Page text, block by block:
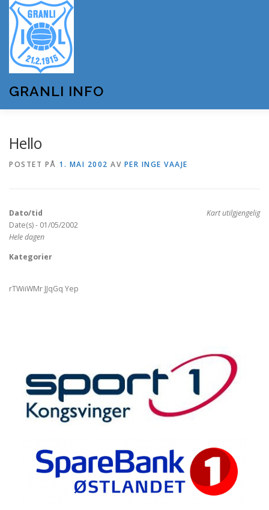
innhold
GRANLI INFO
OM GRANLI INFO
Hello
POSTET PÅ 1. MAI 2002 AV PER INGE VAAJE
Kart utilgjengelig
Dato/tid
Date(s) - 01/05/2002
Hele dagen
Kategorier
rTWiiWMr JJqGq Yep